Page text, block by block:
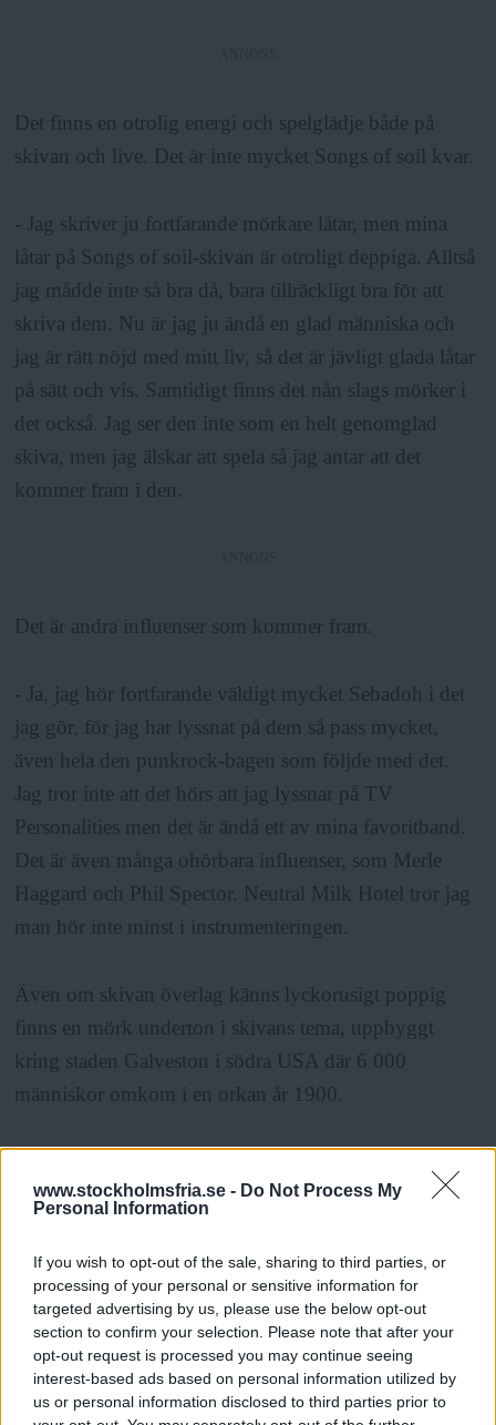
www.stockholmsfria.se - Do Not Process My
Personal Information
If you wish to opt-out of the sale, sharing to third parties, or
processing of your personal or sensitive information for
targeted advertising by us, please use the below opt-out
section to confirm your selection. Please note that after your
opt-out request is processed you may continue seeing
interest-based ads based on personal information utilized by
us or personal information disclosed to third parties prior to
Det finns en otrolig energi och spelglädje både på
skivan och live. Det är inte mycket Songs of soil kvar.
- Jag skriver ju fortfarande mörkare låtar, men mina
låtar på Songs of soil-skivan är otroligt deppiga. Alltså
jag mådde inte så bra då, bara tillräckligt bra för att
skriva dem. Nu är jag ju ändå en glad människa och
jag är rätt nöjd med mitt liv, så det är jävligt glada låtar
på sätt och vis. Samtidigt finns det nån slags mörker i
det också. Jag ser den inte som en helt genomglad
skiva, men jag älskar att spela så jag antar att det
kommer fram i den.
Det är andra influenser som kommer fram.
- Ja, jag hör fortfarande väldigt mycket Sebadoh i det
jag gör, för jag har lyssnat på dem så pass mycket,
även hela den punkrock-bagen som följde med det.
Jag tror inte att det hörs att jag lyssnar på TV
Personalities men det är ändå ett av mina favoritband.
Det är även många ohörbara influenser, som Merle
Haggard och Phil Spector. Neutral Milk Hotel tror jag
man hör inte minst i instrumenteringen.
Även om skivan överlag känns lyckorusigt poppig
finns en mörk underton i skivans tema, uppbyggt
kring staden Galveston i södra USA där 6 000
människor omkom i en orkan år 1900.
handlar väldigt mycket om min far, mig själv och
tankarna som har dominerat mycket de senaste åren
känns det som. Man inser ju att livet är fruktansvärt
kort hur man än vänder och vrider på det. Sen har jag
använt staden Galveston som en slags metafor för det.